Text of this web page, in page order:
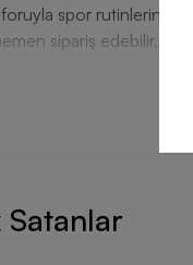
spor rutinlerinize
hemen sipariş edebilir,
Satanlar